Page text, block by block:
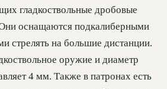
гладкоствольные дробовые
оснащаются подкалиберными
стрелять на большие дистанции.
оружие и диаметр
4 мм. Также в патронах есть